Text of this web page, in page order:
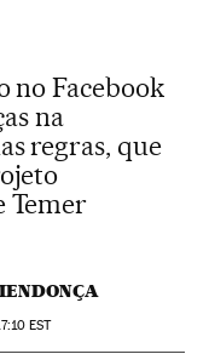
no Facebook
na
regras, que
Temer
EST